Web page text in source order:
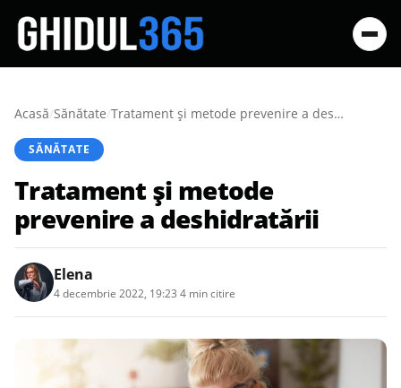
Acasă/Sănătate/ Tratament şi metode prevenire a deshidratării
SĂNĂTATE
Tratament şi metode
prevenire a deshidratării
Elena
4 decembrie 2022, 19:23 4 min citire